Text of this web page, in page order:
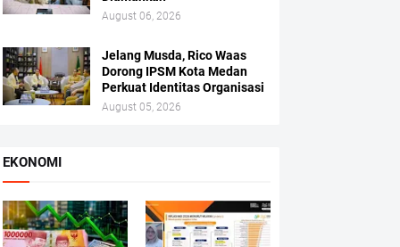
August 06, 2026
Jelang Musda, Rico Waas
Dorong IPSM Kota Medan
Perkuat Identitas Organisasi
August 05, 2026
EKONOMI